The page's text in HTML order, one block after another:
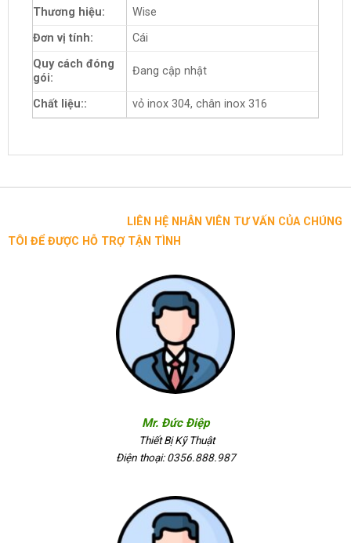
Thương hiệu:
Wise
Đơn vị tính:
Cái
Quy cách đóng
gói:
Đang cập nhật
Chất liệu:: vỏ inox 304, chân inox 316
LIÊN HỆ NHÂN VIÊN TƯ VẤN CỦA CHÚNG
TÔI ĐỂ ĐƯỢC HỖ TRỢ TẬN TÌNH
Mr. Đức Điệp
Thiết Bị Kỹ Thuật
Điện thoại: 0356.888.987